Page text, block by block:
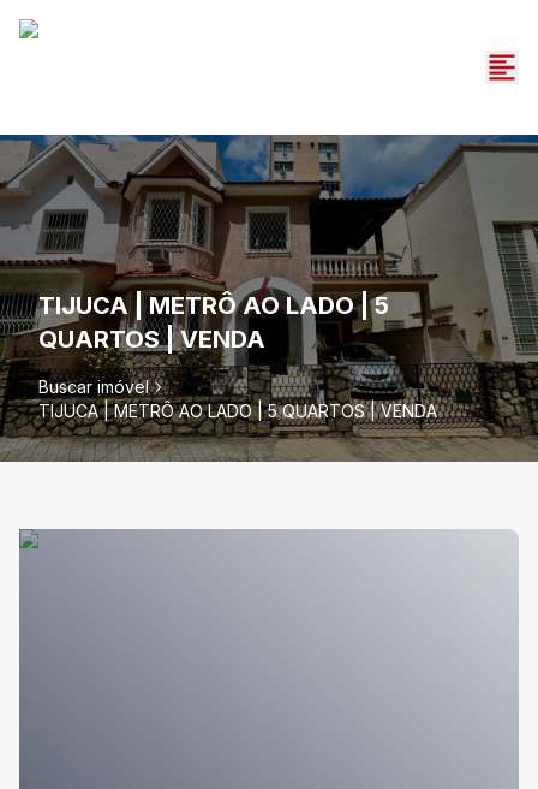
TIJUCA | METRÔ AO LADO | 5
QUARTOS | VENDA
Buscar imóvel
TIJUCA | METRÔ AO LADO | 5 QUARTOS | VENDA